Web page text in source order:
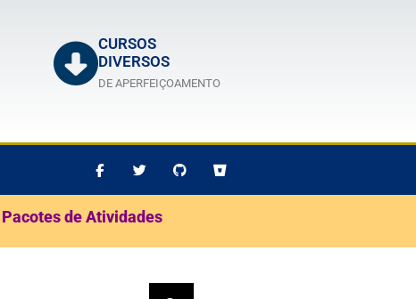
CURSOS
DIVERSOS
DE APERFEIÇOAMENTO
Pacotes de Atividades